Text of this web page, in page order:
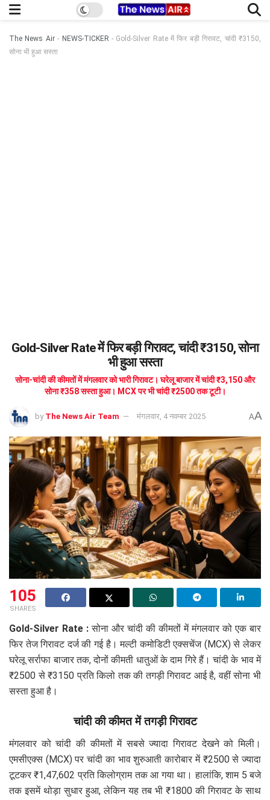
The News Air- NEWS-TICKER - Gold-Silver Rate में फिर बड़ी गिरावट, चांदी ₹3150,
सोना भी हुआ सस्ता
Gold-Silver Rate में फिर बड़ी गिरावट, चांदी ₹3150, सोना
भी हुआ सस्ता
सोना-चांदी की कीमतों में मंगलवार को भारी गिरावट। घरेलू बाजार में चांदी ₹3,150 और
सोना ₹358 सस्ता हुआ। MCX पर भी चांदी ₹2500 तक टूटी।
by The News Air Team मंगलवार, 4 नवम्बर 2025 AA
105
SHARES
Gold-Silver Rate : सोना और चांदी की कीमतों में मंगलवार को एक बार
फिर तेज गिरावट दर्ज की गई है। मल्टी कमोडिटी एक्सचेंज (MCX) से लेकर
घरेलू सर्राफा बाजार तक, दोनों कीमती धातुओं के दाम गिरे हैं। चांदी के भाव में
₹2500 से ₹3150 प्रति किलो तक की तगड़ी गिरावट आई है, वहीं सोना भी
सस्ता हुआ है।
चांदी की कीमत में तगड़ी गिरावट
मंगलवार को चांदी की कीमतों में सबसे ज्यादा गिरावट देखने को मिली।
एमसीएक्स (MCX) पर चांदी का भाव शुरुआती कारोबार में ₹2500 से ज्यादा
टूटकर ₹1,47,602 प्रति किलोग्राम तक आ गया था। हालांकि, शाम 5 बजे
तक इसमें थोड़ा सुधार हुआ, लेकिन यह तब भी ₹1800 की गिरावट के साथ